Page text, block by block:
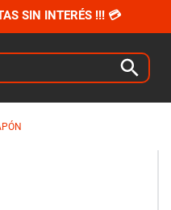
SIN INTERÉS !!! 💳